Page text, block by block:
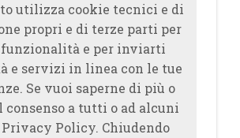
utilizza cookie tecnici e di
propri e di terze parti per
funzionalità e per inviarti
e servizi in linea con le tue
Se vuoi saperne di più o
consenso a tutti o ad alcuni
Policy. Chiudendo